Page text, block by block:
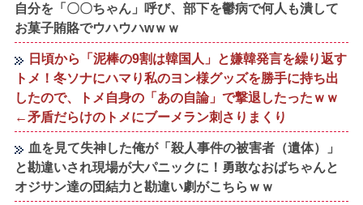
自分を「〇〇ちゃん」呼び、部下を鬱病で何人も潰して
お菓子賄賂でウハウハwｗｗ
日頃から「泥棒の9割は韓国人」と嫌韓発言を繰り返す
トメ！冬ソナにハマり私のヨン様グッズを勝手に持ち出
したので、トメ自身の「あの自論」で撃退したったｗｗ
←矛盾だらけのトメにブーメラン刺さりまくり
血を見て失神した俺が「殺人事件の被害者（遺体）」
と勘違いされ現場が大パニックに！勇敢なおばちゃんと
オジサン達の団結力と勘違い劇がこちらｗｗ